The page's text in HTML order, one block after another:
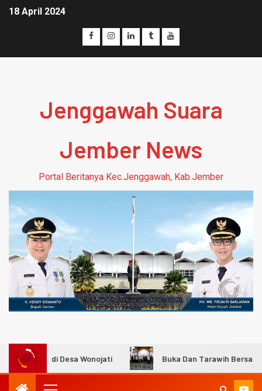
18 April 2024
Jenggawah Suara
Jember News
Portal Beritanya Kec.Jenggawah, Kab.Jember
di Desa Wonojati Buka Dan Tarawih Bersama Camat